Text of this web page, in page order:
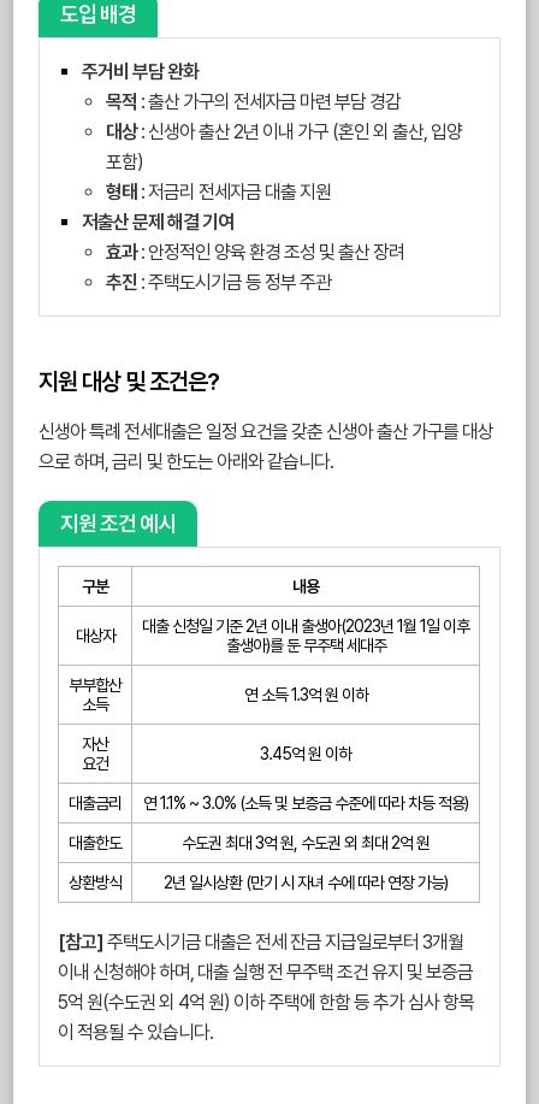
도입 배경
주거비 부담 완화
목적 : 출산 가구의 전세자금 마련 부담 경감
대상: 신생아 출산 2년 이내 가구 (혼인 외 출산, 입양
포함)
형태 : 저금리 전세자금 대출 지원
저출산 문제 해결 기여
효과: 안정적인 양육 환경 조성 및 출산 장려
추진 : 주택도시기금 등 정부 주관
지원 대상 및 조건은?
신생아 특례 전세대출은 일정 요건을 갖춘 신생아 출산 가구를 대상
으로 하며, 금리 및 한도는 아래와 같습니다.
지원 조건 예시
구분 내용
대상자
대출 신청일 기준 2년 이내 출생아(2023년 1월 1일 이후
출생아)를 둔 무주택 세대주
부부합산
소득
연 소득 1.3억 원 이하
자산
요건
3.45억 원 이하
대출금리 연 1.1% ~ 3.0% (소득 및 보증금 수준에 따라 차등 적용)
대출한도 수도권 최대 3억 원, 수도권 외 최대 2억 원
상환방식 2년 일시상환 (만기 시 자녀 수에 따라 연장 가능)
[참고] 주택도시기금 대출은 전세 잔금 지급일로부터 3개월
이내 신청해야 하며, 대출 실행 전 무주택 조건 유지 및 보증금
5억 원(수도권 외 4억 원) 이하 주택에 한함 등 추가 심사 항목
이 적용될 수 있습니다.